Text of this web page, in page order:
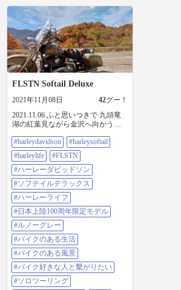
FLSTN Softail Deluxe
2021年11月08日 42グー！
2021.11.06 ふと思いつきで 九頭竜
湖の紅葉見ながら金沢へ向かうこ
みたや｣さんは うどちゃんの｢旅し
てゴメン｣での番組に出てみたいで
すね 店内入って知りました😱☀️
#harleydavidson #harleysoftail
#harleylife #FLSTN #ハーレーダビッ
ドソン #ソフテイルデラックス #ハ
ーレーライフ #日本上陸100周年限
定モデル #ルノーグレー #バイクの
ある生活 #バイクのある風景 #バイ
ク好きな人と繫がりたい #ソロツー
リング #思いつきツーリング #紅葉
#紅葉スポット #九頭竜湖 #道の駅
九頭竜湖 #とみたや #ソースカツ丼
#harleydavidson
#harleysoftail
#harleylife
#FLSTN
#ハーレーダビッドソン
#ソフテイルデラックス
#ハーレーライフ
#日本上陸100周年限定モデル
#ルノーグレー
#バイクのある生活
#バイクのある風景
#バイク好きな人と繫がりたい
#ソロツーリング